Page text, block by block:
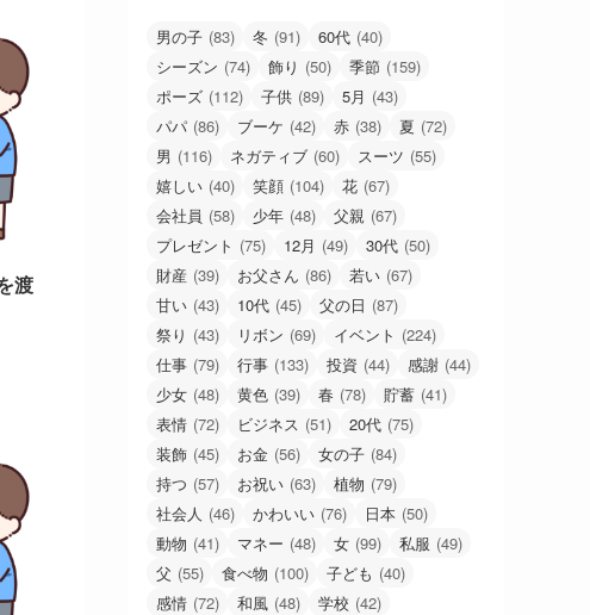
渡
男の子 (83) 冬 (91) 60代 (40)
シーズン (74) 飾り (50) 季節 (159)
ポーズ (112) 子供 (89) 5月 (43)
パパ (86) ブーケ (42) 赤 (38) 夏 (72)
男 (116) ネガティブ (60) スーツ (55)
嬉しい (40) 笑顔 (104) 花 (67)
会社員 (58) 少年 (48) 父親 (67)
プレゼント (75) 12月 (49) 30代 (50)
財産 (39) お父さん (86) 若い (67)
甘い (43) 10代 (45) 父の日 (87)
祭り (43) リボン (69) イベント (224)
仕事 (79) 行事 (133) 投資 (44) 感謝 (44)
少女 (48) 黄色 (39) 春 (78) 貯蓄 (41)
表情 (72) ビジネス (51) 20代 (75)
装飾 (45) お金 (56) 女の子 (84)
持つ (57) お祝い (63) 植物 (79)
社会人 (46) かわいい (76) 日本 (50)
動物 (41) マネー (48) 女 (99) 私服 (49)
父 (55) 食べ物 (100) 子ども (40)
感情 (72) 和風 (48) 学校 (42)